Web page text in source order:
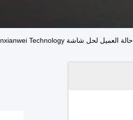
حالة العميل لحل شاشة Tianxianwei Technology الطبية